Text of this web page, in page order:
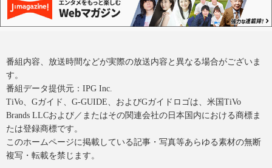
番組内容、放送時間などが実際の放送内容と異なる場合がございま
す。
番組データ提供元：IPG Inc.
TiVo、Gガイド、G-GUIDE、およびGガイドロゴは、米国TiVo
Brands LLCおよび／またはその関連会社の日本国内における商標ま
たは登録商標です。
このホームページに掲載している記事・写真等あらゆる素材の無断
複写・転載を禁じます。